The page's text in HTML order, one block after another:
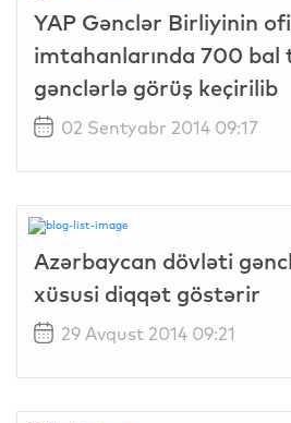
YAP Gənclər Birliyinin
imtahanlarında 700 bal
gənclərlə görüş keçirilib
02 Sentyabr 2014 09:17
Azərbaycan dövləti
xüsusi diqqət göstərir
29 Avqust 2014 09:21